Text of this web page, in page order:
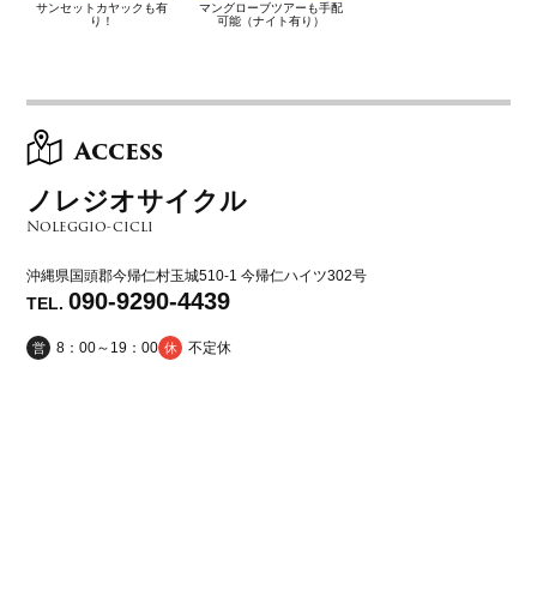
サンセットカヤックも有
り！
マングローブツアーも手配
可能（ナイト有り）
Access
ノレジオサイクル
Noleggio-cicli
沖縄県国頭郡今帰仁村玉城510-1 今帰仁ハイツ302号
TEL.090-9290-4439
営 8：00～19：00 休 不定休